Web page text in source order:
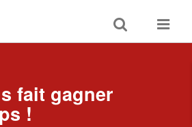
Toggle
search
Toggle
fait gagner
!